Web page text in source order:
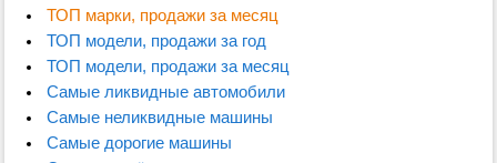
ТОП марки, продажи за месяц
ТОП модели, продажи за год
ТОП модели, продажи за месяц
Самые ликвидные автомобили
Самые неликвидные машины
Самые дорогие машины